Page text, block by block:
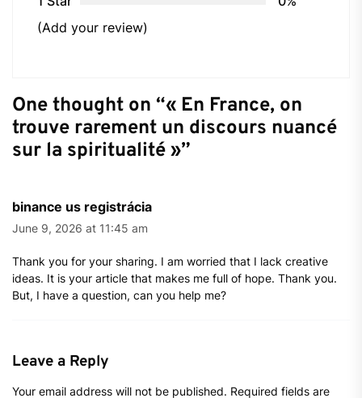
(Add your review)
One thought on “« En France, on
trouve rarement un discours nuancé
sur la spiritualité »”
binance us registrácia
June 9, 2026 at 11:45 am
Thank you for your sharing. I am worried that I lack creative
ideas. It is your article that makes me full of hope. Thank you.
But, I have a question, can you help me?
Leave a Reply
Your email address will not be published. Required fields are